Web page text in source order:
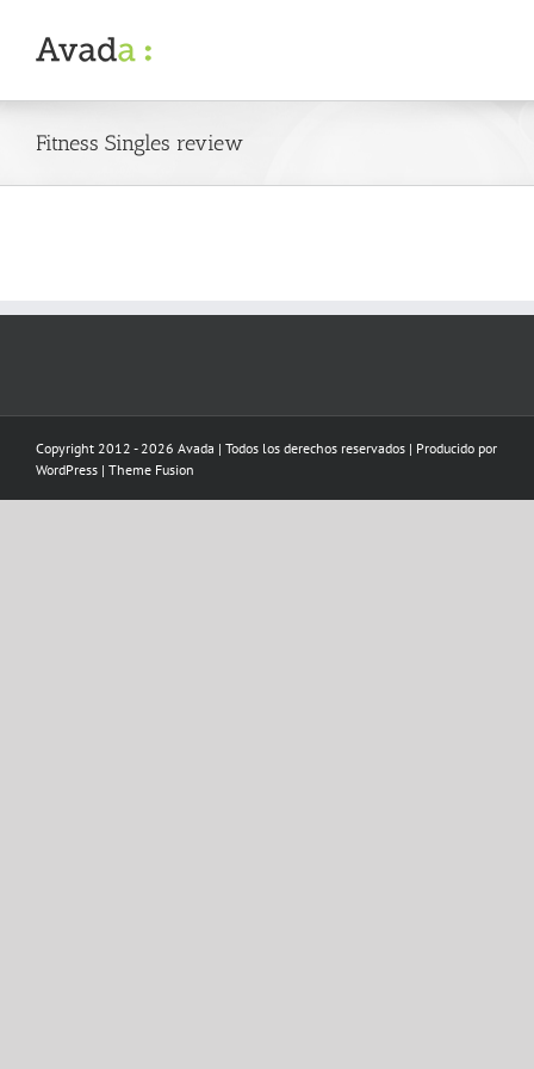
content
Fitness Singles review
Copyright 2012 - 2026 Avada | Todos los derechos reservados | Producido por
WordPress | Theme Fusion